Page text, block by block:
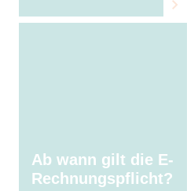
Ab wann gilt die E-
Rechnungspflicht?